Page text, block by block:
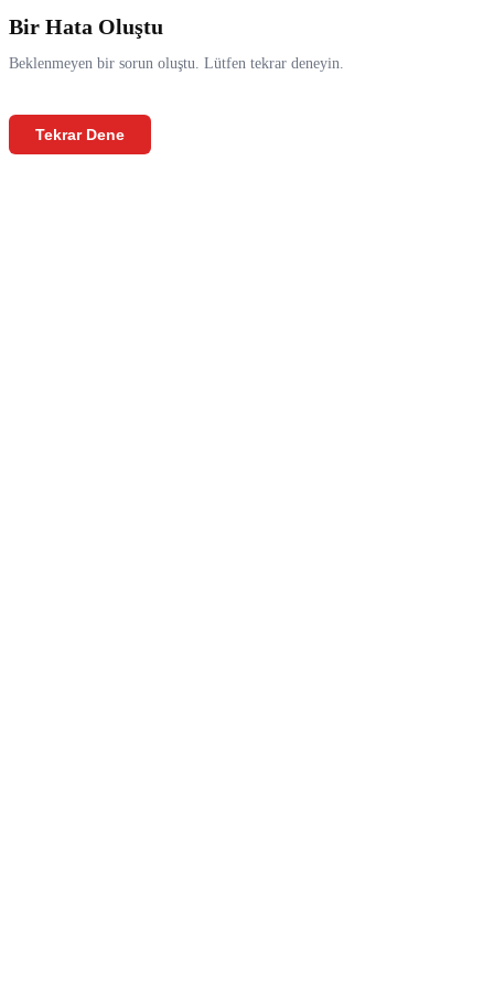
Bir Hata Oluştu
Beklenmeyen bir sorun oluştu. Lütfen tekrar deneyin.
Tekrar Dene